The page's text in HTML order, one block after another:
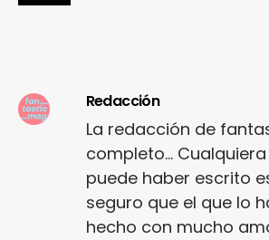
Redacción
La redacción de
completo...
puede haber escrito
seguro que el que lo
hecho con mucho